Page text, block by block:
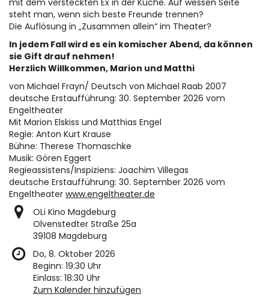
mit dem versteckten Ex in der Küche. Auf wessen Seite
steht man, wenn sich beste Freunde trennen?
Die Auflösung in „Zusammen allein“ im Theater?
In jedem Fall wird es ein komischer Abend, da können
sie Gift drauf nehmen!
Herzlich Willkommen, Marion und Matthi
von Michael Frayn/ Deutsch von Michael Raab 2007
deutsche Erstaufführung: 30. September 2026 vom
Engeltheater
Mit Marion Elskiss und Matthias Engel
Regie: Anton Kurt Krause
Bühne: Therese Thomaschke
Musik: Gören Eggert
Regieassistens/Inspiziens: Joachim Villegas
deutsche Erstaufführung: 30. September 2026 vom
Engeltheater www.engeltheater.de
OLi Kino Magdeburg
Olvenstedter Straße 25a
39108 Magdeburg
Do, 8. Oktober 2026
Beginn: 19:30 Uhr
Einlass: 18:30 Uhr
Zum Kalender hinzufügen